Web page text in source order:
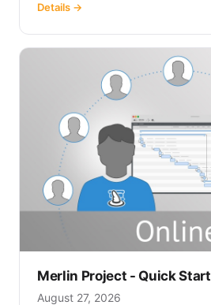
Details →
Merlin Project - Quick Start
August 27, 2026